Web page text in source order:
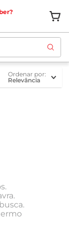
ordenar por
Relevância